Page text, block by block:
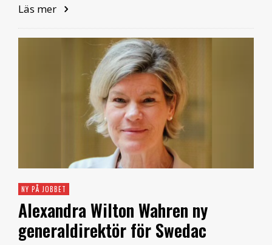
Läs mer
NY PÅ JOBBET
Alexandra Wilton Wahren ny
generaldirektör för Swedac